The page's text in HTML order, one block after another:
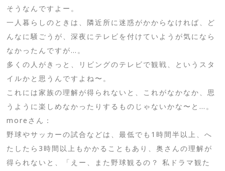
そうなんですよー。
一人暮らしのときは、隣近所に迷惑がかからなければ、ど
んなに騒ごうが、深夜にテレビを付けていようが気になら
なかったんですが…。
多くの人がきっと、リビングのテレビで観戦、というスタ
イルかと思うんですよね〜。
これには家族の理解が得られないと、これがなかなか、思
うように楽しめなかったりするものじゃないかな〜と…。
moreさん：
野球やサッカーの試合などは、最低でも1時間半以上、へ
たしたら3時間以上もかかることもあり、奥さんの理解が
得られないと、「えー、また野球観るの？ 私ドラマ観た